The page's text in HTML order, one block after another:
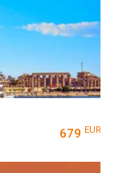
679 EUR